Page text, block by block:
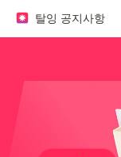
탈잉 공지사항